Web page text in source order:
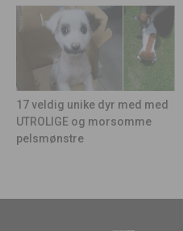
17 veldig unike dyr med med
UTROLIGE og morsomme
pelsmønstre